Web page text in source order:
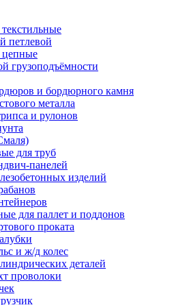
петлевой
цепные
грузоподъёмности
и бордюрного камня
металла
и рулонов
для труб
панелей
изделий
для паллет и поддонов
проката
и ж/д колес
деталей
проволоки